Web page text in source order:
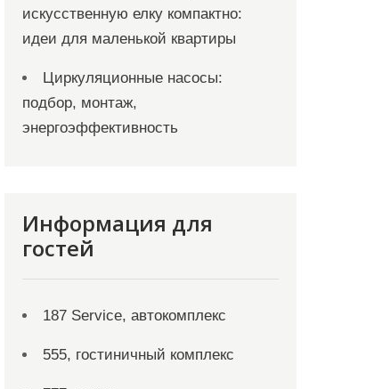
искусственную елку компактно:
идеи для маленькой квартиры
Циркуляционные насосы:
подбор, монтаж,
энергоэффективность
Информация для
гостей
187 Service, автокомплекс
555, гостиничный комплекс